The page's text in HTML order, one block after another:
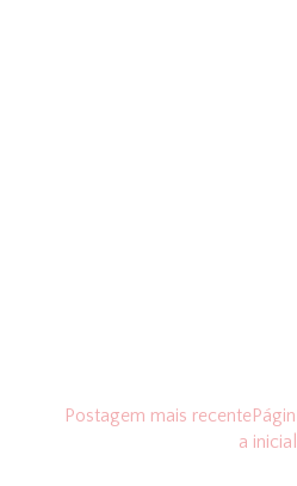
Postagem mais recentePágin
a inicial